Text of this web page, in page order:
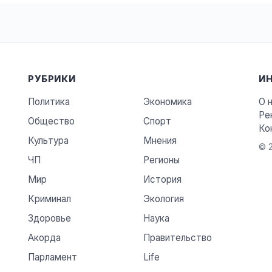
РУБРИКИ
Политика
Экономика
Общество
Спорт
Культура
Мнения
ЧП
Регионы
Мир
История
Криминал
Экология
Здоровье
Наука
Акорда
Правительство
Парламент
Life
О
©